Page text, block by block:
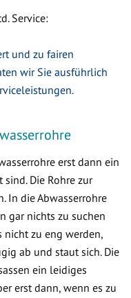
Service:
und zu fairen
wir Sie ausführlich
erst dann ein
Die Rohre zur
In die Abwasserrohre
gar nichts zu suchen
nicht zu eng werden,
ab und staut sich. Die
ein leidiges
erst dann, wenn es zu